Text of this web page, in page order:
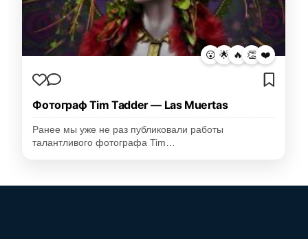
😮 🌟 🔥 👏 ❤️
Фотограф Tim Tadder — Las Muertas
Ранее мы уже не раз публиковали работы
талантливого фотографа Tim…